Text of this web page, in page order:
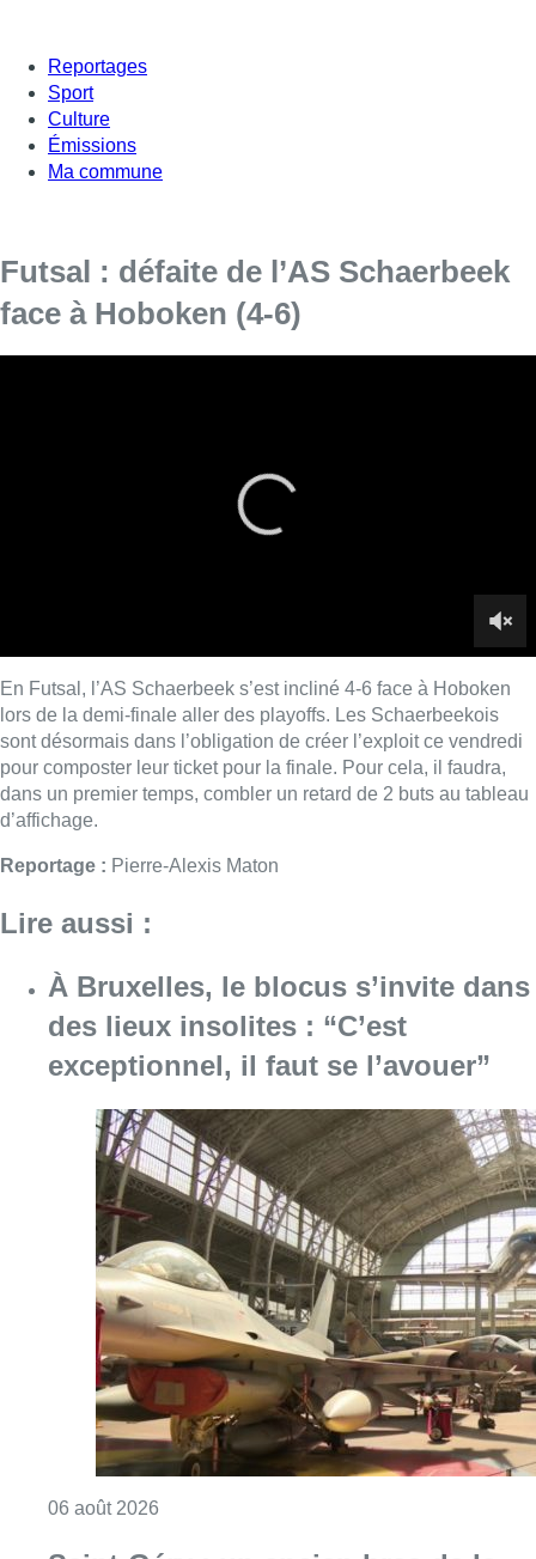
Reportages
Sport
Culture
Émissions
Ma commune
Futsal : défaite de l’AS Schaerbeek
face à Hoboken (4-6)
dans un premier temps, combler un retard de 2 buts au tableau
À Bruxelles, le blocus s’invite dans
des lieux insolites : “C’est
exceptionnel, il faut se l’avouer”
06 août 2026Consulter l'article "À Bruxelles, le blocus
Saint-Géry : un ancien bras de la
Senne et une ancienne brasserie
classés au patrimoine bruxellois